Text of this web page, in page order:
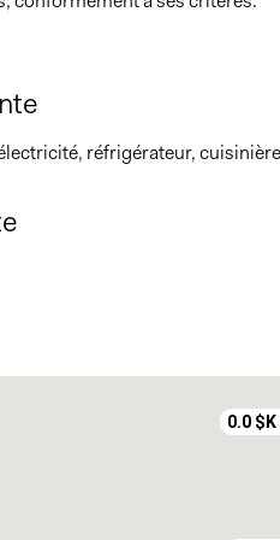
réfrigérateur, cuisinière
0.0 $K